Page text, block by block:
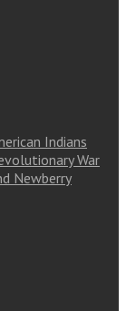
Indians
War
Newberry